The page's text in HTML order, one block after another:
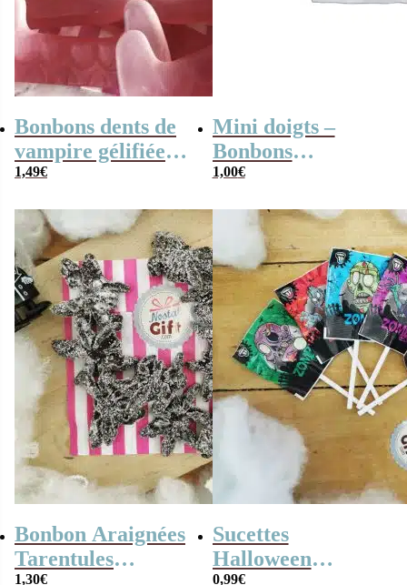
Bonbons dents de
vampire gélifiées
x10- Bonbons
1,49€
Mini doigts –
Bonbons
d’Halloween x20
1,00€
Bonbon Araignées
Tarentules
1,30€
Sucettes
Halloween
0,99€